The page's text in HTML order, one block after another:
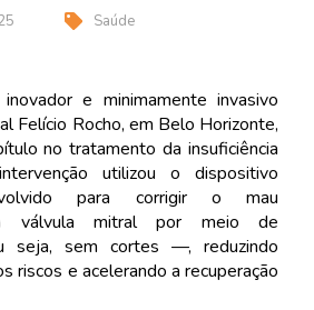
Saúde
e minimamente invasivo
Felício Rocho, em Belo Horizonte,
no tratamento da insuficiência
utilizou o dispositivo
para corrigir o mau
válvula mitral por meio de
seja, sem cortes —, reduzindo
riscos e acelerando a recuperação